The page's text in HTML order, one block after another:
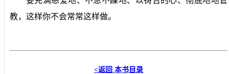
教，这样你不会常常这样做。
<返回 本书目录